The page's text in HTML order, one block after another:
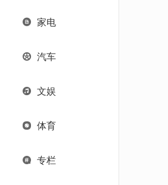
家电
汽车
文娱
体育
专栏